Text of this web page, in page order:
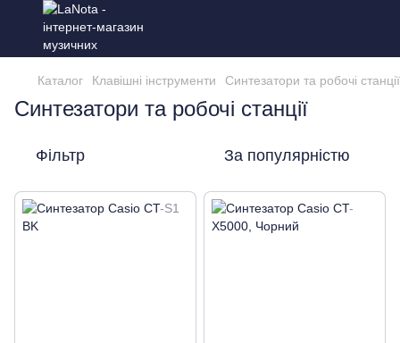
Каталог Клавішні інструменти Синтезатори та робочі станції
Синтезатори та робочі станції
Фільтр За популярністю